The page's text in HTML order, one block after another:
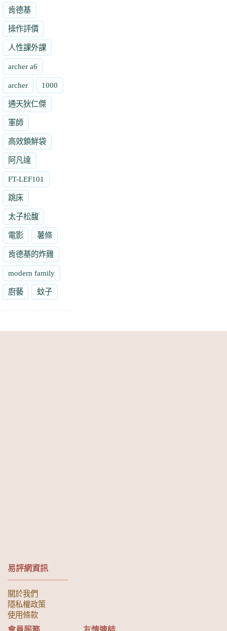
肯德基
操作評價
人性課外課
archer a6
archer 1000
通天狄仁傑
軍師
高效鎖鮮袋
阿凡達
FT-LEF101
跳床
太子松馥
電影 薯條
肯德基的炸雞
modern family
廚藝 蚊子
易評網資訊
關於我們
隱私權政策
使用條款